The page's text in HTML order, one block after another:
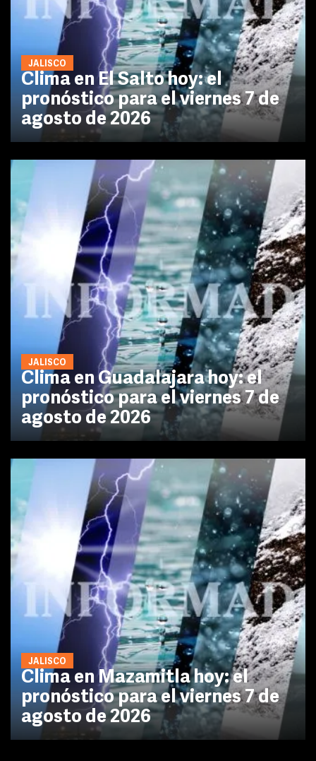
JALISCO
Clima en El Salto hoy: el
pronóstico para el viernes 7 de
agosto de 2026
JALISCO
Clima en Guadalajara hoy: el
pronóstico para el viernes 7 de
agosto de 2026
JALISCO
Clima en Mazamitla hoy: el
pronóstico para el viernes 7 de
agosto de 2026